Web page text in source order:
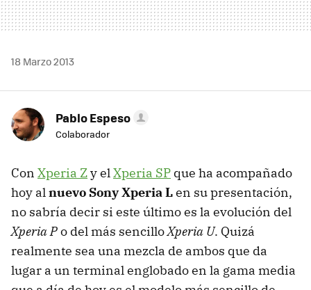
18 Marzo 2013
Pablo Espeso
Colaborador
Con Xperia Zy elXperia SP que ha acompañado
hoy alnuevo Sony Xperia Len su presentación,
no sabría decir si este último es la evolución del
Xperia Po del más sencilloXperia U. Quizá
realmente sea una mezcla de ambos que da
lugar a un terminal englobado en la gama media